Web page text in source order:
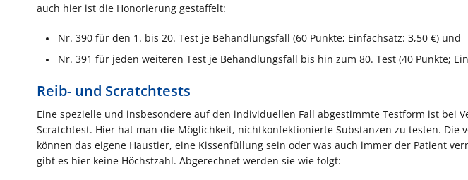
auch hier ist die Honorierung gestaffelt:
Nr. 390 für den 1. bis 20. Test je Behandlungsfall (60 Punkte; Einfachsatz: 3,50 €) und
Nr. 391 für jeden weiteren Test je Behandlungsfall bis hin zum 80. Test (40 Punkte;
Reib- und Scratchtests
Eine spezielle und insbesondere auf den individuellen Fall abgestimmte Testform ist bei
Scratchtest. Hier hat man die Möglichkeit, nichtkonfektionierte Substanzen zu testen. Die
können das eigene Haustier, eine Kissenfüllung sein oder was auch immer der Patient
gibt es hier keine Höchstzahl. Abgerechnet werden sie wie folgt: